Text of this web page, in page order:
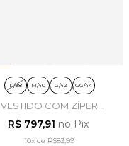
P/38 M/40 G/42 GG/44
VESTIDO COM ZÍPER
FRONTAL EM VISCOSE
PRETO - ARTSY
R$ 797,91 no Pix
10x de R$83,99